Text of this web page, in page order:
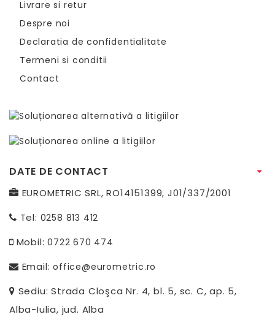
Livrare si retur
Despre noi
Declaratia de confidentialitate
Termeni si conditii
Contact
DATE DE CONTACT
EUROMETRIC SRL, RO14151399, J01/337/2001
Tel: 0258 813 412
Mobil:0722 670 474
Email:office@eurometric.ro
Sediu: Strada Cloşca Nr. 4, bl. 5, sc. C, ap. 5,
Alba-Iulia, jud. Alba